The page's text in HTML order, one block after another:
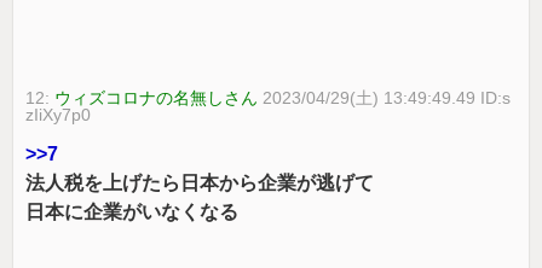
12: ウィズコロナの名無しさん 2023/04/29(土) 13:49:49.49 ID:s
zIiXy7p0
>>7
法人税を上げたら日本から企業が逃げて
日本に企業がいなくなる